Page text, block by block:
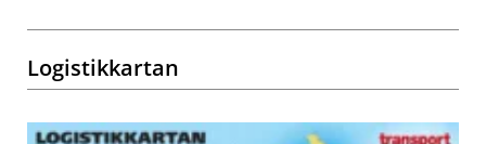
Logistikkartan